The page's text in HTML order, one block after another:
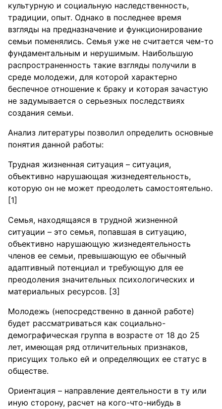
культурную и социальную наследственность,
традиции, опыт. Однако в последнее время
взгляды на предназначение и функционирование
семьи поменялись. Семья уже не считается чем-то
фундаментальным и нерушимым. Наибольшую
распространенность такие взгляды получили в
среде молодежи, для которой характерно
беспечное отношение к браку и которая зачастую
не задумывается о серьезных последствиях
создания семьи.
Анализ литературы позволил определить основные
понятия данной работы:
Трудная жизненная ситуация – ситуация,
объективно нарушающая жизнедеятельность,
которую он не может преодолеть самостоятельно.
[1]
Семья, находящаяся в трудной жизненной
ситуации – это семья, попавшая в ситуацию,
объективно нарушающую жизнедеятельность
членов ее семьи, превышающую ее обычный
адаптивный потенциал и требующую для ее
преодоления значительных психологических и
материальных ресурсов. [3]
Молодежь (непосредственно в данной работе)
будет рассматриваться как социально-
демографическая группа в возрасте от 18 до 25
лет, имеющая ряд отличительных признаков,
присущих только ей и определяющих ее статус в
обществе.
Ориентация – направление деятельности в ту или
иную сторону, расчет на кого-что-нибудь в